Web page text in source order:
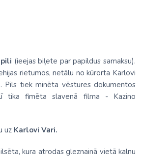
(ieejas biļete par papildus samaksu).
rietumos, netālu no kūrorta Karlovi
Pils tiek minēta vēstures dokumentos
tika fimēta slavenā filma - Kazino
uz Karlovi Vari.
kura atrodas gleznainā vietā kalnu